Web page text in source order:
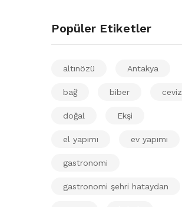
Popüler Etiketler
altınözü Antakya
bağ biber ceviz
doğal Ekşi
el yapımı ev yapımı
gastronomi
gastronomi şehri hataydan